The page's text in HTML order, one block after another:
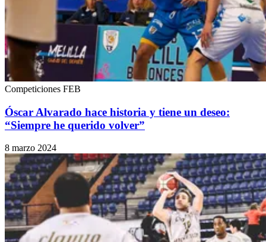
Competiciones FEB
Óscar Alvarado hace historia y tiene un deseo:
“Siempre he querido volver”
8 marzo 2024